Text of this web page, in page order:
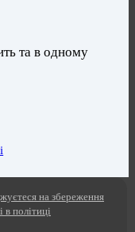
та в одному
на збереження
в політиці